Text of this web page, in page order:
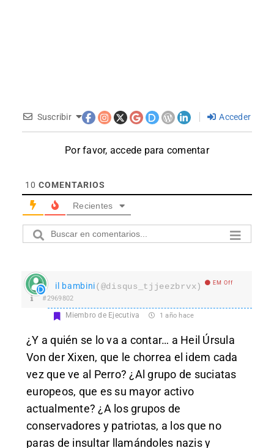
Suscribir Acceder
Por favor, accede para comentar
10 COMENTARIOS
Recientes
il bambini(@disqus_tjjeezbrvx) EM Off
#2969802
Miembro de Ejecutiva 1 año hace
¿Y a quién se lo va a contar… a Heil Úrsula
Von der Xixen, que le chorrea el idem cada
vez que ve al Perro? ¿Al grupo de suciatas
europeos, que es su mayor activo
actualmente? ¿A los grupos de
conservadores y patriotas, a los que no
paras de insultar llamándoles nazis y